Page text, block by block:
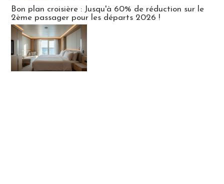
Bon plan croisière : Jusqu'à 60% de réduction sur le
2ème passager pour les départs 2026 !